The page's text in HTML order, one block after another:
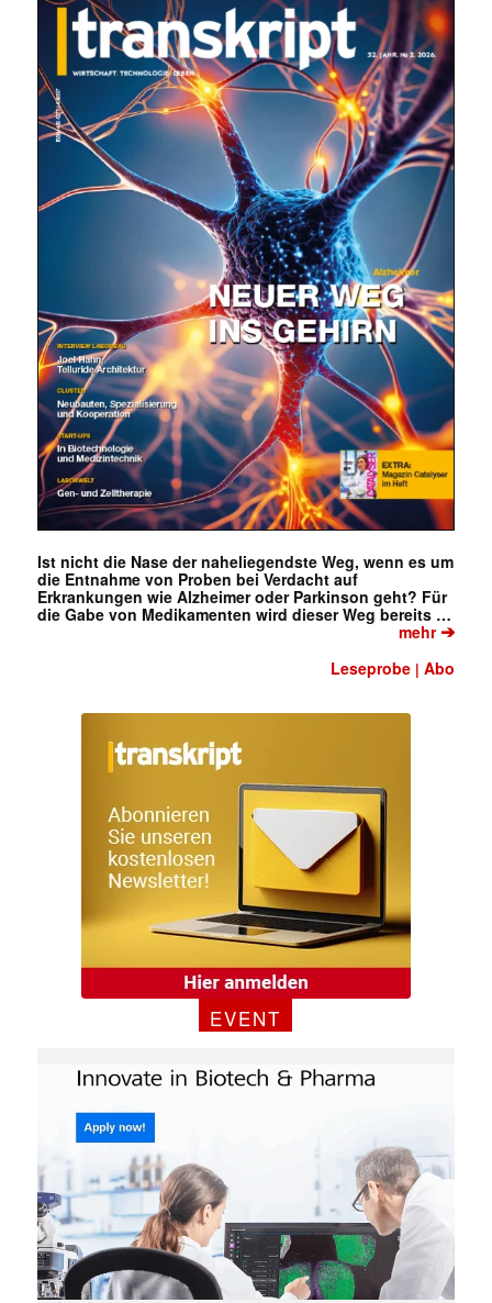
Ist nicht die Nase der naheliegendste Weg, wenn es um
die Entnahme von Proben bei Verdacht auf
Erkrankungen wie Alzheimer oder Parkinson geht? Für
die Gabe von Medikamenten wird dieser Weg bereits …
mehr➔
Leseprobe |Abo
EVENT